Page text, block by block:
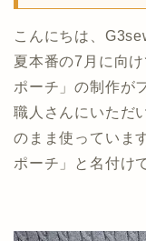
こんにちは、
夏本番の7月に向
ポーチ」の制作が
職人さんにいただ
のまま使っていま
ポーチ」と名付け